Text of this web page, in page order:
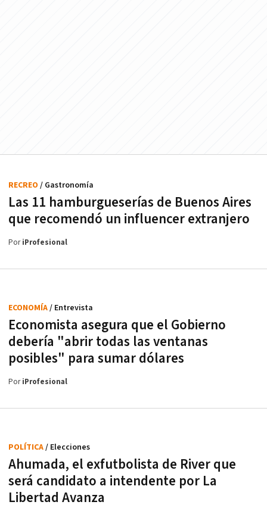
Las 11 hamburgueserías de Buenos Aires
que recomendó un influencer extranjero
RECREO / Gastronomía
PoriProfesional
Economista asegura que el Gobierno
debería "abrir todas las ventanas
posibles" para sumar dólares
ECONOMÍA/ Entrevista
PoriProfesional
Ahumada, el exfutbolista de River que
será candidato a intendente por La
Libertad Avanza
POLÍTICA/ Elecciones